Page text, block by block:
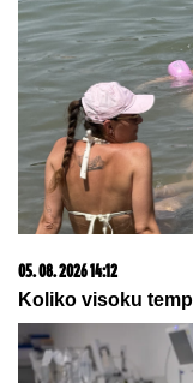
Skoro svaka kuća
danas vredi i do
podrumu, a pojma
23. 07. 2026 12:47